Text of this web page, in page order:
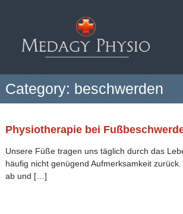
m
g
S
e
c
i
Category: beschwerden
Physiotherapie bei
Unsere Füße tragen uns täglich durch das
häufig nicht genügend Aufmerksamkeit
ab und […]